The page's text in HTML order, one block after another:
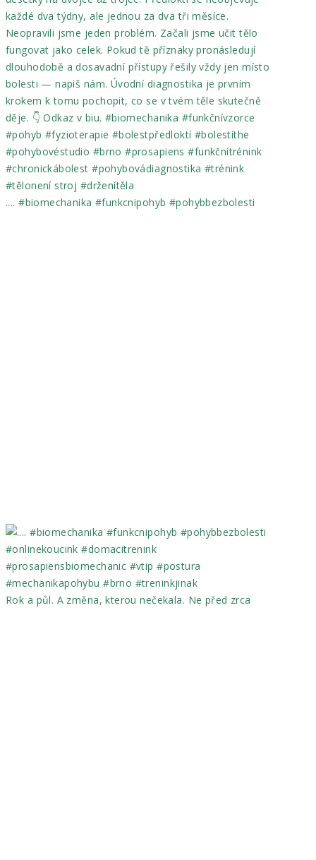
.... #biomechanika #funkcnipohyb #pohybbezbolesti
Rok a půl. A změna, kterou nečekala. Ne před zrca